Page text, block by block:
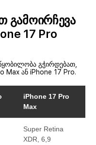
გამოირჩევა
17 Pro
გჭირდებათ,
Max ან iPhone 17 Pro.
iPhone 17 Pro
Max
Super Retina
XDR, 6,9